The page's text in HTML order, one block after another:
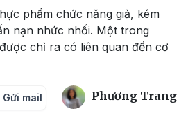
phẩm chức năng giả, kém
nạn nhức nhối. Một trong
chỉ ra có liên quan đến cơ
Gửi mail Phương Trang